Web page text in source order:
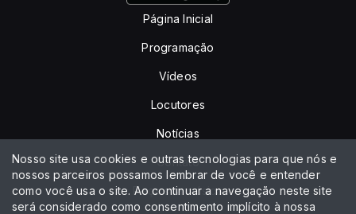
Página Inicial
Programação
Vídeos
Locutores
Notícias
Contato
Peça sua música
Nosso site usa cookies e outras tecnologias para que nós e
nossos parceiros possamos lembrar de você e entender
como você usa o site. Ao continuar a navegação neste site
será considerado como consentimento implícito à nossa